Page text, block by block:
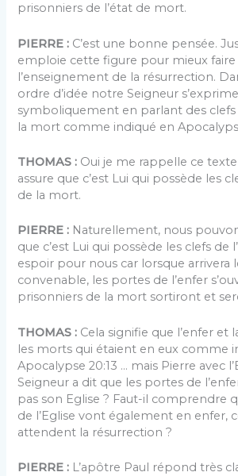
prisonniers de l’état de mort.
PIERRE : C’est une bonne pensée.
emploie cette figure pour mieux
l’enseignement de la résurrection.
ordre d’idée notre Seigneur s’exprime
symboliquement en parlant des clefs
la mort comme indiqué en
THOMAS : Oui je me rappelle ce texte
assure que c’est Lui qui possède les
de la mort.
PIERRE : Naturellement, nous
que c’est Lui qui possède les clefs de
espoir pour nous car lorsque arrivera
convenable, les portes de l’enfer
prisonniers de la mort sortiront et
THOMAS : Cela signifie que l’enfer
les morts qui étaient en eux comme
Apocalypse 20:13 … mais Pierre avec
Seigneur a dit que les portes de
pas son Eglise ? Faut-il comprendre
de l’Eglise vont également en enfer,
attendent la résurrection ?
PIERRE : L’apôtre Paul répond très